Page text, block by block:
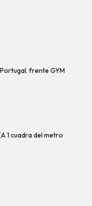
frente GYM
1 cuadra del metro